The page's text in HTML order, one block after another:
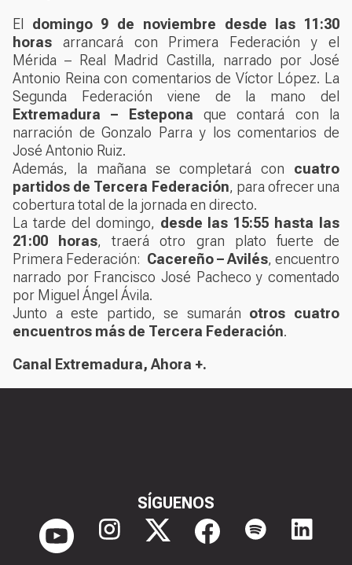
El domingo 9 de noviembre desde las 11:30
horas arrancará con Primera Federación y el
Mérida – Real Madrid Castilla, narrado por José
Antonio Reina con comentarios de Víctor López. La
Segunda Federación viene de la mano del
Extremadura – Estepona que contará con la
narración de Gonzalo Parra y los comentarios de
José Antonio Ruiz.
Además, la mañana se completará con cuatro
partidos de Tercera Federación, para ofrecer una
cobertura total de la jornada en directo.
La tarde del domingo, desde las 15:55 hasta las
21:00 horas, traerá otro gran plato fuerte de
Primera Federación: Cacereño – Avilés, encuentro
narrado por Francisco José Pacheco y comentado
por Miguel Ángel Ávila.
Junto a este partido, se sumarán otros cuatro
encuentros más de Tercera Federación.
Canal Extremadura, Ahora +.
SÍGUENOS